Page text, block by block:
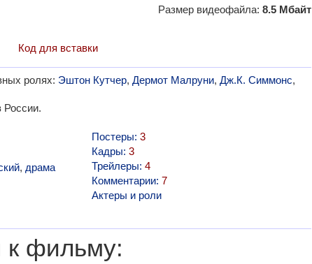
Размер видеофайла: 8.5 Мбайт
Код для вставки
ролях: Эштон Кутчер, Дермот Малруни, Дж.К. Симмонс,
России.
, драма
Постеры: 3
Кадры: 3
Трейлеры: 4
Комментарии: 7
Актеры и роли
к фильму: